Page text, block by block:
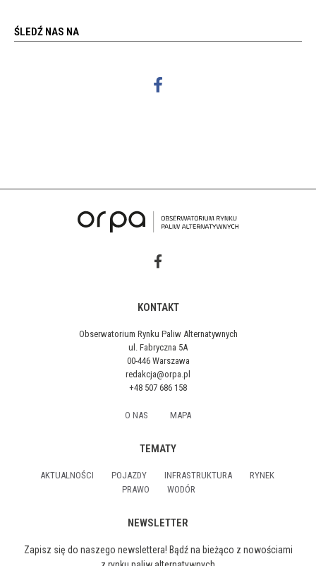
ŚLEDŹ NAS NA
KONTAKT
Obserwatorium Rynku Paliw Alternatywnych
ul. Fabryczna 5A
00-446 Warszawa
redakcja@orpa.pl
+48 507 686 158
O NAS MAPA
TEMATY
AKTUALNOŚCI POJAZDY INFRASTRUKTURA
RYNEK
PRAWO
WODÓR
NEWSLETTER
Zapisz się do naszego newslettera! Bądź na bieżąco z nowościami